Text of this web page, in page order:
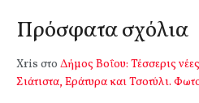
Πρόσφατα σχόλια
Xris στο Δήμος Βοΐου: Τέσσερις
Σιάτιστα, Εράτυρα και Τσοτύλι.